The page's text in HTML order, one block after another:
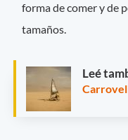
forma de comer y de
tamaños.
Leé